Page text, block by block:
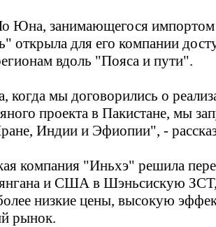
Юна, занимающегося импортом
открыла для его компании
вдоль "Пояса и пути".
когда мы договорились о
проекта в Пакистане, мы
Индии и Эфиопии", -
компания "Иньхэ" решила
и США в Шэньсискую ЗСТ,
низкие цены, высокую
рынок.